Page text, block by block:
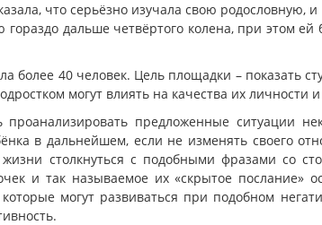
что серьёзно изучала свою родословную,
дальше четвёртого колена, при этом
более 40 человек. Цель площадки –
могут влиять на качества их личности
предложенные ситуации
в дальнейшем, если не изменять своего
столкнуться с подобными фразами со
и так называемое их «скрытое послание»
могут развиваться при подобном